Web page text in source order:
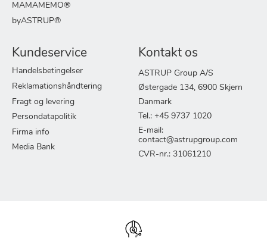
MAMAMEMO®
byASTRUP®
Kundeservice
Handelsbetingelser
Reklamationshåndtering
Fragt og levering
Persondatapolitik
Firma info
Media Bank
Kontakt os
ASTRUP Group A/S
Østergade 134, 6900 Skjern
Danmark
Tel.: +45 9737 1020
E-mail:
contact@astrupgroup.com
CVR-nr.: 31061210